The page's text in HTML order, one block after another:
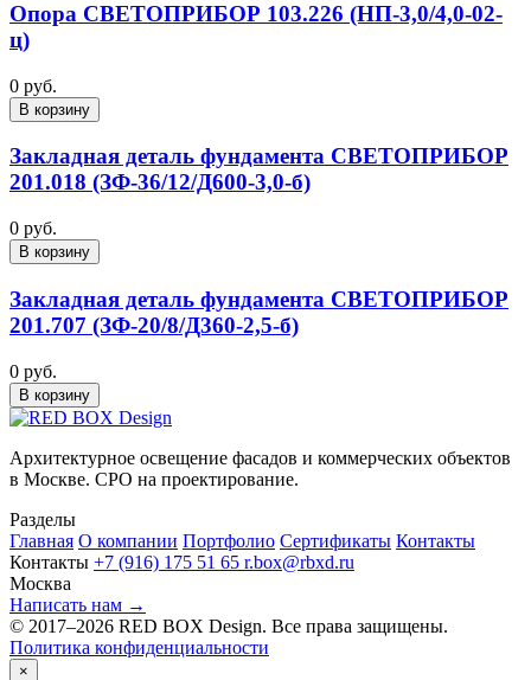
Опора СВЕТОПРИБОР 103.226 (НП-3,0/4,0-02-
ц)
0 руб.
В корзину
Закладная деталь фундамента СВЕТОПРИБОР
201.018 (ЗФ-36/12/Д600-3,0-б)
0 руб.
В корзину
Закладная деталь фундамента СВЕТОПРИБОР
201.707 (ЗФ-20/8/Д360-2,5-б)
0 руб.
В корзину
Архитектурное освещение фасадов и коммерческих объектов
в Москве. СРО на проектирование.
Разделы
Главная О компании Портфолио Сертификаты Контакты
Контакты +7 (916) 175 51 65 r.box@rbxd.ru
Москва
Написать нам →
© 2017–2026 RED BOX Design. Все права защищены.
Политика конфиденциальности
×